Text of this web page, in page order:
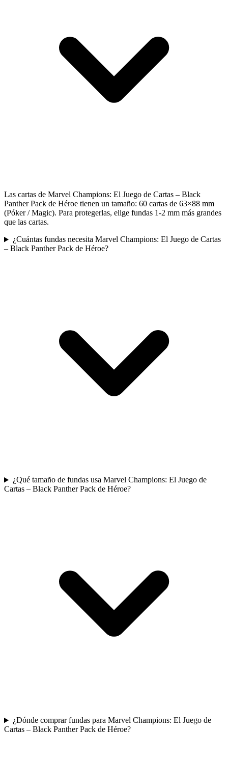
Las cartas de Marvel Champions: El Juego de Cartas – Black
Panther Pack de Héroe tienen un tamaño: 60 cartas de 63×88 mm
(Póker / Magic). Para protegerlas, elige fundas 1-2 mm más grandes
que las cartas.
¿Cuántas fundas necesita Marvel Champions: El Juego de Cartas
– Black Panther Pack de Héroe?
¿Qué tamaño de fundas usa Marvel Champions: El Juego de
Cartas – Black Panther Pack de Héroe?
¿Dónde comprar fundas para Marvel Champions: El Juego de
Cartas – Black Panther Pack de Héroe?